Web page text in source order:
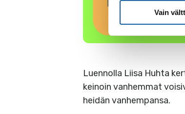
Vain
Luennolla Liisa Huhta
keinoin vanhemmat
heidän vanhempansa.